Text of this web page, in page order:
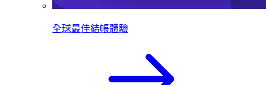
全球最佳結帳體驗